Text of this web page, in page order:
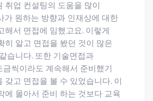
취업 컨설팅의 도움을 많이
가 원하는 방향과 인재상에 대한
해서 면접에 임했고요. 이렇게
히 알고 면접을 봤던 것이 많은
습니다. 또한 기술면접과
금씩이라도 계속해서 준비했기
갖고 면접을 볼 수 있었습니다. 이
에 몰아서 준비 하는 것보다 교육